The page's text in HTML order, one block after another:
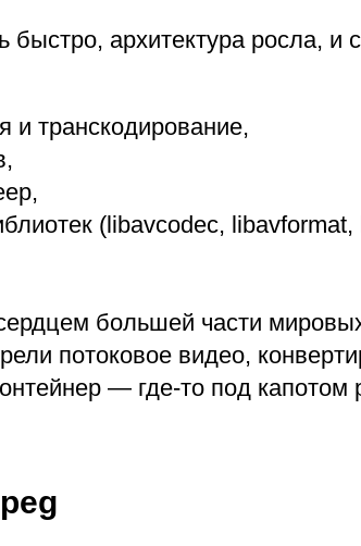
архитектура росла, и
транскодирование,
(libavcodec, libavformat,
большей части
потоковое видео,
— где-то под капотом